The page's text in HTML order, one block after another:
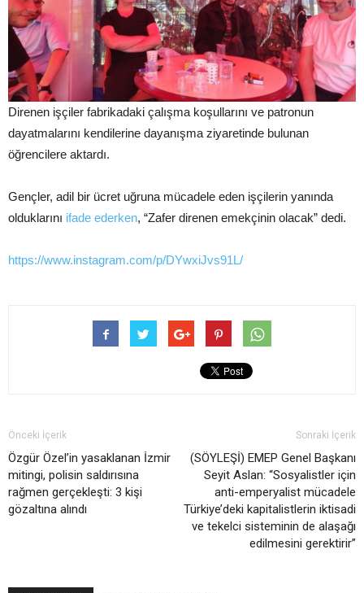
Direnen işçiler fabrikadaki çalışma koşullarını ve patronun
dayatmalarını kendilerine dayanışma ziyaretinde bulunan
öğrencilere aktardı.
Gençler, adil bir ücret uğruna mücadele eden işçilerin yanında
olduklarını ifade ederken, “Zafer direnen emekçinin olacak” dedi.
https://www.instagram.com/p/DYwxiJvs91L/
Önceki İçerik
Özgür Özel’in yasaklanan İzmir
mitingi, polisin saldırısına
rağmen gerçekleşti: 3 kişi
gözaltına alındı
Sonraki İçerik
(SÖYLEŞİ) EMEP Genel Başkanı
Seyit Aslan: “Sosyalistler için
anti-emperyalist mücadele
Türkiye’deki kapitalistlerin iktisadi
ve tekelci sisteminin de alaşağı
edilmesini gerektirir”